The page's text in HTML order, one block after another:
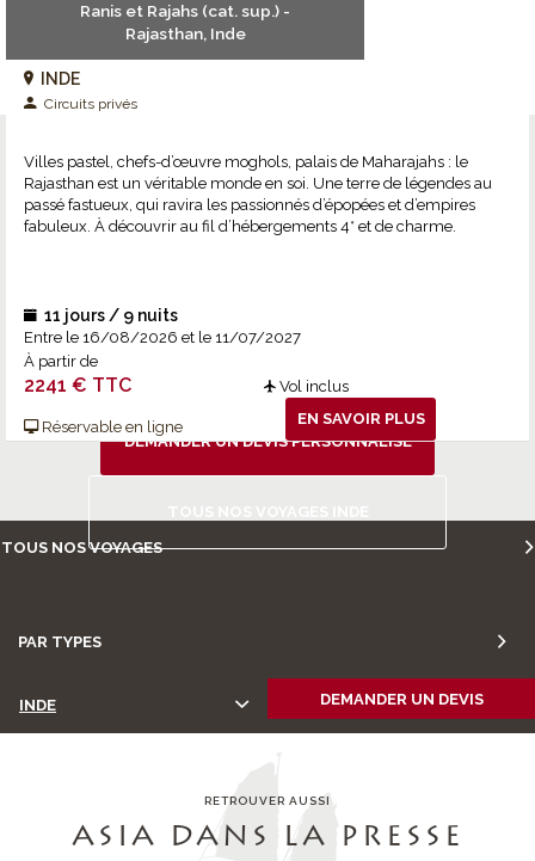
Ranis et Rajahs (cat. sup.) -
Rajasthan, Inde
INDE
Circuits privés
Villes pastel, chefs-d’œuvre moghols, palais de Maharajahs : le
Rajasthan est un véritable monde en soi. Une terre de légendes au
passé fastueux, qui ravira les passionnés d’épopées et d’empires
fabuleux. À découvrir au fil d’hébergements 4* et de charme.
11 jours / 9 nuits
Entre le 16/08/2026 et le 11/07/2027
À partir de
2241 € TTC Vol inclus
Réservable en ligne EN SAVOIR PLUS
Vous préférez un voyage sur
mesure en Inde ?
Vous décidez, nous composerons un voyage à vos
DEMANDER UN DEVIS PERSONNALISÉ
TOUS NOS VOYAGES
PAR TYPES
INDE DEMANDER UN DEVIS
RETROUVER AUSSI
ASIA DANS LA PRESSE